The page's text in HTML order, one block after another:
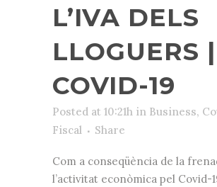
L’IVA DELS
LLOGUERS |
COVID-19
Posted at 10:21h in Business,
Fiscal
Share
Com a conseqüència de la
l’activitat econòmica pel Covid-